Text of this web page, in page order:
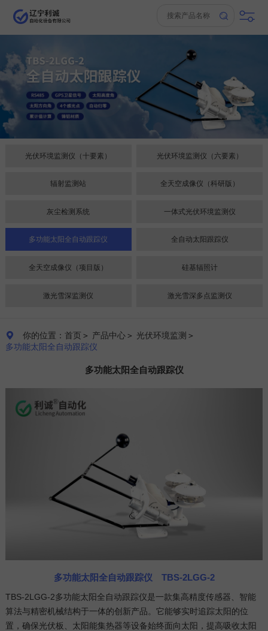
光伏环境监测仪（十要素） 光伏环境监测仪（六要素）
辐射监测站 全天空成像仪（科研版）
灰尘检测系统 一体式光伏环境监测仪
多功能太阳全自动跟踪仪 全自动太阳跟踪仪
全天空成像仪（项目版） 硅基辐照计
激光雪深监测仪 激光雪深多点监测仪
 你的位置：首页 ＞ 产品中心＞ 光伏环境监测 ＞
多功能太阳全自动跟踪仪
多功能太阳全自动跟踪仪
多功能太阳全自动跟踪仪 TBS-2LGG-2
TBS-2LGG-2多功能太阳全自动跟踪仪是一款集高精度传感器、智能
算法与精密机械结构于一体的创新产品。它能够实时追踪太阳的位
置，确保光伏板、太阳能集热器等设备始终面向太阳，提高吸收太阳